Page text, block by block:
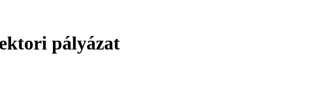
pályázat